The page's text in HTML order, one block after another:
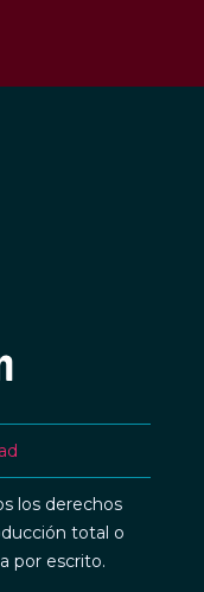
los derechos
total o
por escrito.